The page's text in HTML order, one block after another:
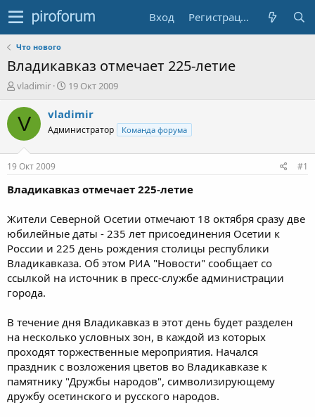
Вход Регистрация
Что нового
Владикавказ отмечает 225-летие
А
т
о
р
е
м
ы
vladimir
Д
т
н
л
19 Окт 2009
V vladimir
Администратор Команда форума
19 Окт 2009 #1
Владикавказ отмечает 225-летие
Жители Северной Осетии отмечают 18 октября сразу две
юбилейные даты - 235 лет присоединения Осетии к
России и 225 день рождения столицы республики
Владикавказа. Об этом РИА "Новости" сообщает со
ссылкой на источник в пресс-службе администрации
города.
В течение дня Владикавказ в этот день будет разделен
на несколько условных зон, в каждой из которых
проходят торжественные мероприятия. Начался
праздник с возложения цветов во Владикавказе к
памятнику "Дружбы народов", символизирующему
дружбу осетинского и русского народов.